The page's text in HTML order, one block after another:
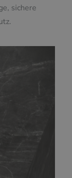
sichere